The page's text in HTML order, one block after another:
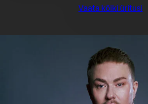
Vaata kõiki üritusi